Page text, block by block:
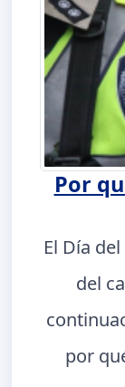
Por
El Día
del
por